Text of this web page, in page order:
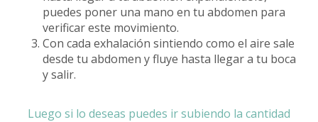
puedes poner una mano en tu abdomen para
verificar este movimiento.
Con cada exhalación sintiendo como el aire sale
desde tu abdomen y fluye hasta llegar a tu boca
y salir.
Luego si lo deseas puedes ir subiendo la cantidad